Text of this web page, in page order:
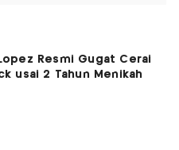
Resmi Gugat Cerai
usai 2 Tahun Menikah